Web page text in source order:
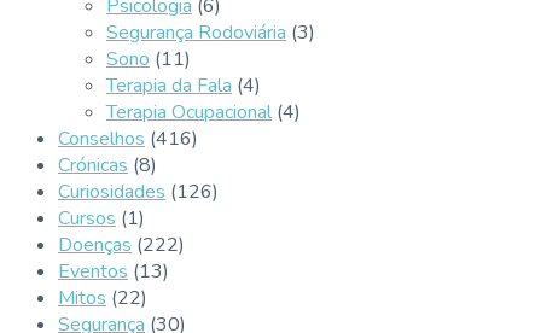
Psicologia (6)
Segurança Rodoviária (3)
Sono (11)
Terapia da Fala (4)
Terapia Ocupacional (4)
Conselhos (416)
Crónicas (8)
Curiosidades (126)
Cursos (1)
Doenças (222)
Eventos (13)
Mitos (22)
Segurança (30)